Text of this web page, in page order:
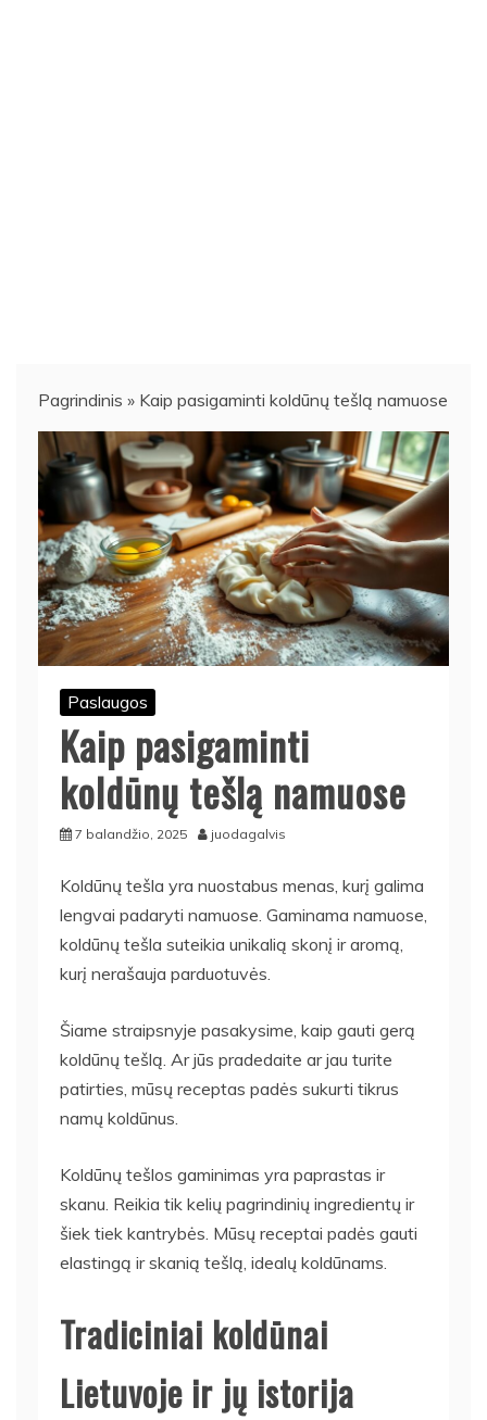
Pagrindinis » Kaip pasigaminti koldūnų tešlą namuose
Paslaugos
Kaip pasigaminti
koldūnų tešlą namuose
7 balandžio, 2025 juodagalvis
Koldūnų tešla yra nuostabus menas, kurį galima
lengvai padaryti namuose. Gaminama namuose,
koldūnų tešla suteikia unikalią skonį ir aromą,
kurį nerašauja parduotuvės.
Šiame straipsnyje pasakysime, kaip gauti gerą
koldūnų tešlą. Ar jūs pradedaite ar jau turite
patirties, mūsų receptas padės sukurti tikrus
namų koldūnus.
Koldūnų tešlos gaminimas yra paprastas ir
skanu. Reikia tik kelių pagrindinių ingredientų ir
šiek tiek kantrybės. Mūsų receptai padės gauti
elastingą ir skanią tešlą, idealų koldūnams.
Tradiciniai koldūnai
Lietuvoje ir jų istorija